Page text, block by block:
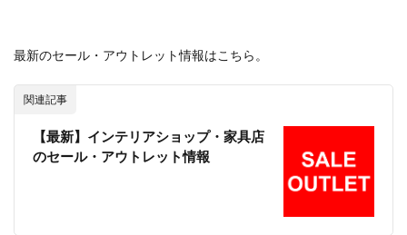
最新のセール・アウトレット情報はこちら。
関連記事
【最新】インテリアショップ・家具店
のセール・アウトレット情報